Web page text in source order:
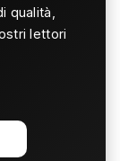
qualità,
lettori